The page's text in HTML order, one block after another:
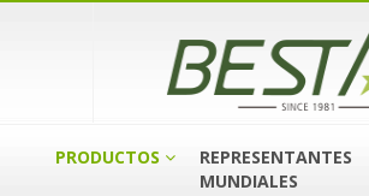
PRODUCTOS
REPRESENTANTES
MUNDIALES